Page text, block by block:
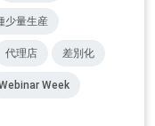
少量生産
代理店 差別化
Week